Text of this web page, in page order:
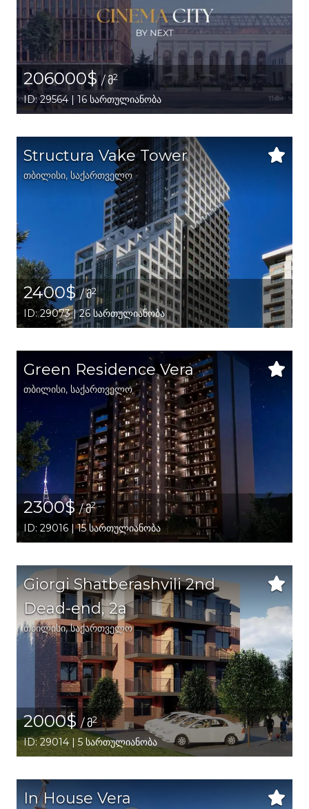
206000$/ მ2
ID: 29564 | 16 სართულიანობა
Structura Vake Tower
თბილისი, საქართველო
2400$/ მ2
ID: 29073 | 26 სართულიანობა
Green Residence Vera
თბილისი, საქართველო
2300$/ მ2
ID: 29016 | 15 სართულიანობა
Giorgi Shatberashvili 2nd
Dead-end, 2a
თბილისი,საქართველო
2000$ / მ2
ID: 29014 | 5 სართულიანობა
In House Vera